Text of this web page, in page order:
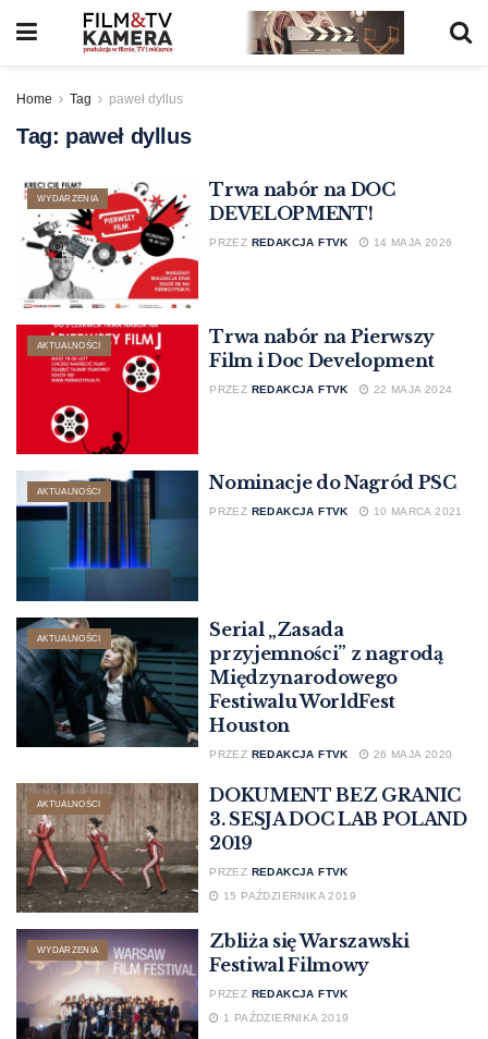
Home Tag paweł dyllus
Tag: paweł dyllus
WYDARZENIA
Trwa nabór na DOC
DEVELOPMENT!
PRZEZ REDAKCJA FTVK 14 MAJA 2026
AKTUALNOŚCI
Trwa nabór na Pierwszy
Film i Doc Development
PRZEZ REDAKCJA FTVK 22 MAJA 2024
AKTUALNOŚCI Nominacje do Nagród PSC
PRZEZ REDAKCJA FTVK 10 MARCA 2021
AKTUALNOŚCI
Serial „Zasada
przyjemności” z nagrodą
Międzynarodowego
Festiwalu WorldFest
Houston
PRZEZ REDAKCJA FTVK 26 MAJA 2020
AKTUALNOŚCI
DOKUMENT BEZ GRANIC
3. SESJA DOC LAB POLAND
2019
PRZEZ REDAKCJA FTVK
15 PAŹDZIERNIKA 2019
WYDARZENIA
Zbliża się Warszawski
Festiwal Filmowy
PRZEZ REDAKCJA FTVK
1 PAŹDZIERNIKA 2019